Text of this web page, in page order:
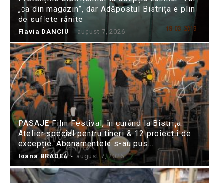
„ca din magazin”, dar Adăpostul Bistrița e plin
de suflete rănite
Flavia DANCIU - august 7, 2026
PASAJE Film Festival, în curând la Bistrița:
Atelier special pentru tineri & 12 proiecții de
excepție. Abonamentele s-au pus...
Ioana BRADEA - august 7, 2026